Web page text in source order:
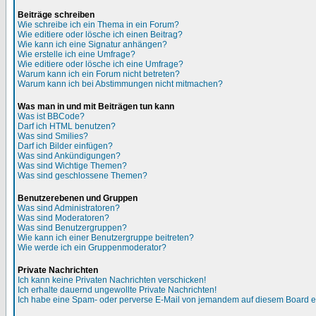
Beiträge schreiben
Wie schreibe ich ein Thema in ein Forum?
Wie editiere oder lösche ich einen Beitrag?
Wie kann ich eine Signatur anhängen?
Wie erstelle ich eine Umfrage?
Wie editiere oder lösche ich eine Umfrage?
Warum kann ich ein Forum nicht betreten?
Warum kann ich bei Abstimmungen nicht mitmachen?
Was man in und mit Beiträgen tun kann
Was ist BBCode?
Darf ich HTML benutzen?
Was sind Smilies?
Darf ich Bilder einfügen?
Was sind Ankündigungen?
Was sind Wichtige Themen?
Was sind geschlossene Themen?
Benutzerebenen und Gruppen
Was sind Administratoren?
Was sind Moderatoren?
Was sind Benutzergruppen?
Wie kann ich einer Benutzergruppe beitreten?
Wie werde ich ein Gruppenmoderator?
Private Nachrichten
Ich kann keine Privaten Nachrichten verschicken!
Ich erhalte dauernd ungewollte Private Nachrichten!
Ich habe eine Spam- oder perverse E-Mail von jemandem auf diesem Board